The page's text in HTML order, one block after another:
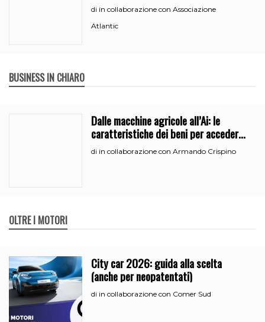
di in collaborazione con Associazione
Atlantic
BUSINESS IN CHIARO
Dalle macchine agricole all’Ai: le
caratteristiche dei beni per accedere
all’iperammortamento
di in collaborazione con Armando Crispino
OLTRE I MOTORI
City car 2026: guida alla scelta
(anche per neopatentati)
di in collaborazione con Comer Sud